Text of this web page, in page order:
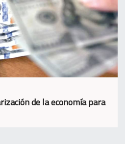
de la economía para